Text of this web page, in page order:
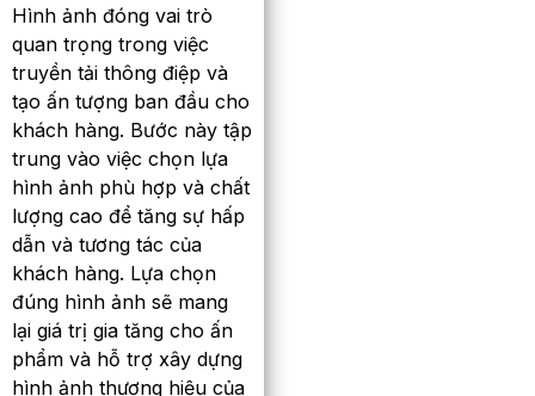
Hình ảnh đóng vai trò
quan trọng trong việc
truyền tải thông điệp và
tạo ấn tượng ban đầu cho
khách hàng. Bước này tập
trung vào việc chọn lựa
hình ảnh phù hợp và chất
lượng cao để tăng sự hấp
dẫn và tương tác của
khách hàng. Lựa chọn
đúng hình ảnh sẽ mang
lại giá trị gia tăng cho ấn
phẩm và hỗ trợ xây dựng
hình ảnh thương hiệu của